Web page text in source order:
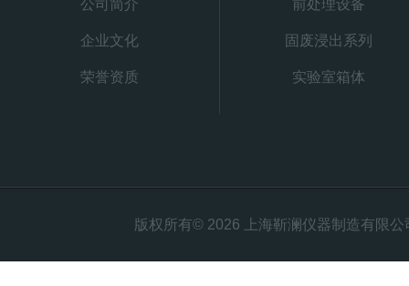
公司简介
企业文化
荣誉资质
前处理设备
固废浸出系列
实验室箱体
版权所有© 2026 上海靳澜仪器制造有限